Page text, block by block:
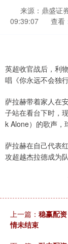
来源：鼎盛证
09:39:07
查看
英超收官战后，利
唱《你永远不会独
萨拉赫带着家人在
子站在看台下时，
k Alone）的歌声，
萨拉赫在自己代表
攻超越杰拉德成为
上一篇： 稳赢配
情未结束